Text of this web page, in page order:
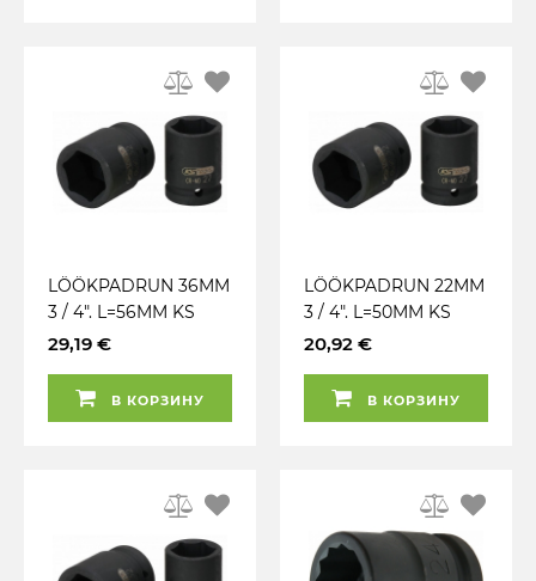
LÖÖKPADRUN 36MM
3 / 4". L=56MM KS
TOOLS
29,19 €
В КОРЗИНУ
LÖÖKPADRUN 22MM
3 / 4". L=50MM KS
TOOLS
20,92 €
В КОРЗИНУ